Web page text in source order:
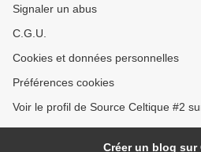
Signaler un abus
C.G.U.
Cookies et données personnelles
Préférences cookies
Voir le profil de Source Celtique #2
Créer un blog sur